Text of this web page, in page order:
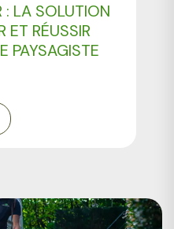
: LA SOLUTION
ET RÉUSSIR
PAYSAGISTE